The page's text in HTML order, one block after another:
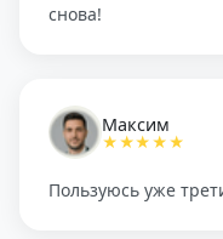
снова!
Максим
★★★★★
Пользуюсь уже